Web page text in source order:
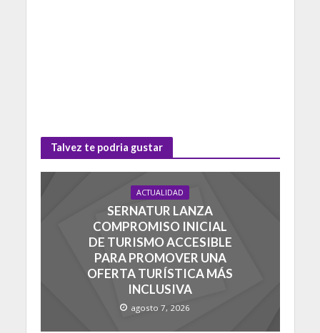
Talvez te podria gustar
ACTUALIDAD
SERNATUR LANZA
COMPROMISO INICIAL
DE TURISMO ACCESIBLE
PARA PROMOVER UNA
OFERTA TURÍSTICA MÁS
INCLUSIVA
agosto 7, 2026